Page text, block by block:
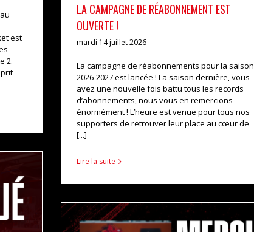
est
2.
LA CAMPAGNE DE RÉABONNEMENT EST
OUVERTE !
mardi 14 juillet 2026
La campagne de réabonnements pour la saison
2026-2027 est lancée ! La saison dernière, vous
avez une nouvelle fois battu tous les records
d’abonnements, nous vous en remercions
énormément ! L’heure est venue pour tous nos
supporters de retrouver leur place au cœur de
[...]
Lire la suite